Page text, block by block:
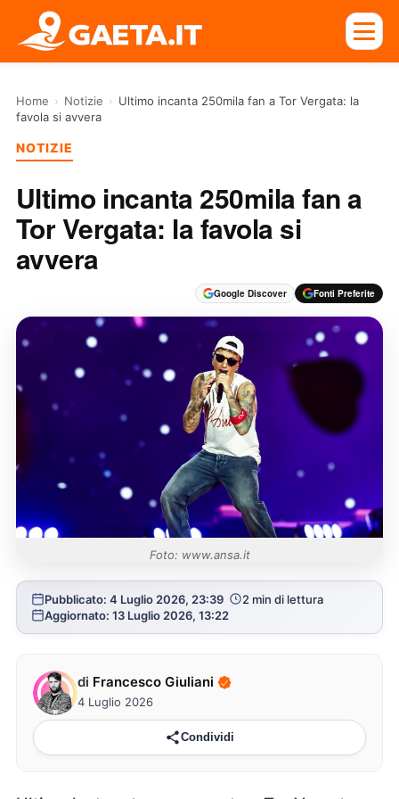
Home › Notizie › Ultimo incanta 250mila fan a Tor Vergata: la
favola si avvera
NOTIZIE
Ultimo incanta 250mila fan a
Tor Vergata: la favola si
avvera
Google Discover Fonti Preferite
Foto: www.ansa.it
Pubblicato: 4 Luglio 2026, 23:39
2 min di lettura
Aggiornato: 13 Luglio 2026, 13:22
di Francesco Giuliani
4 Luglio 2026
Condividi